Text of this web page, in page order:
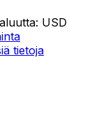
USD
tietoja